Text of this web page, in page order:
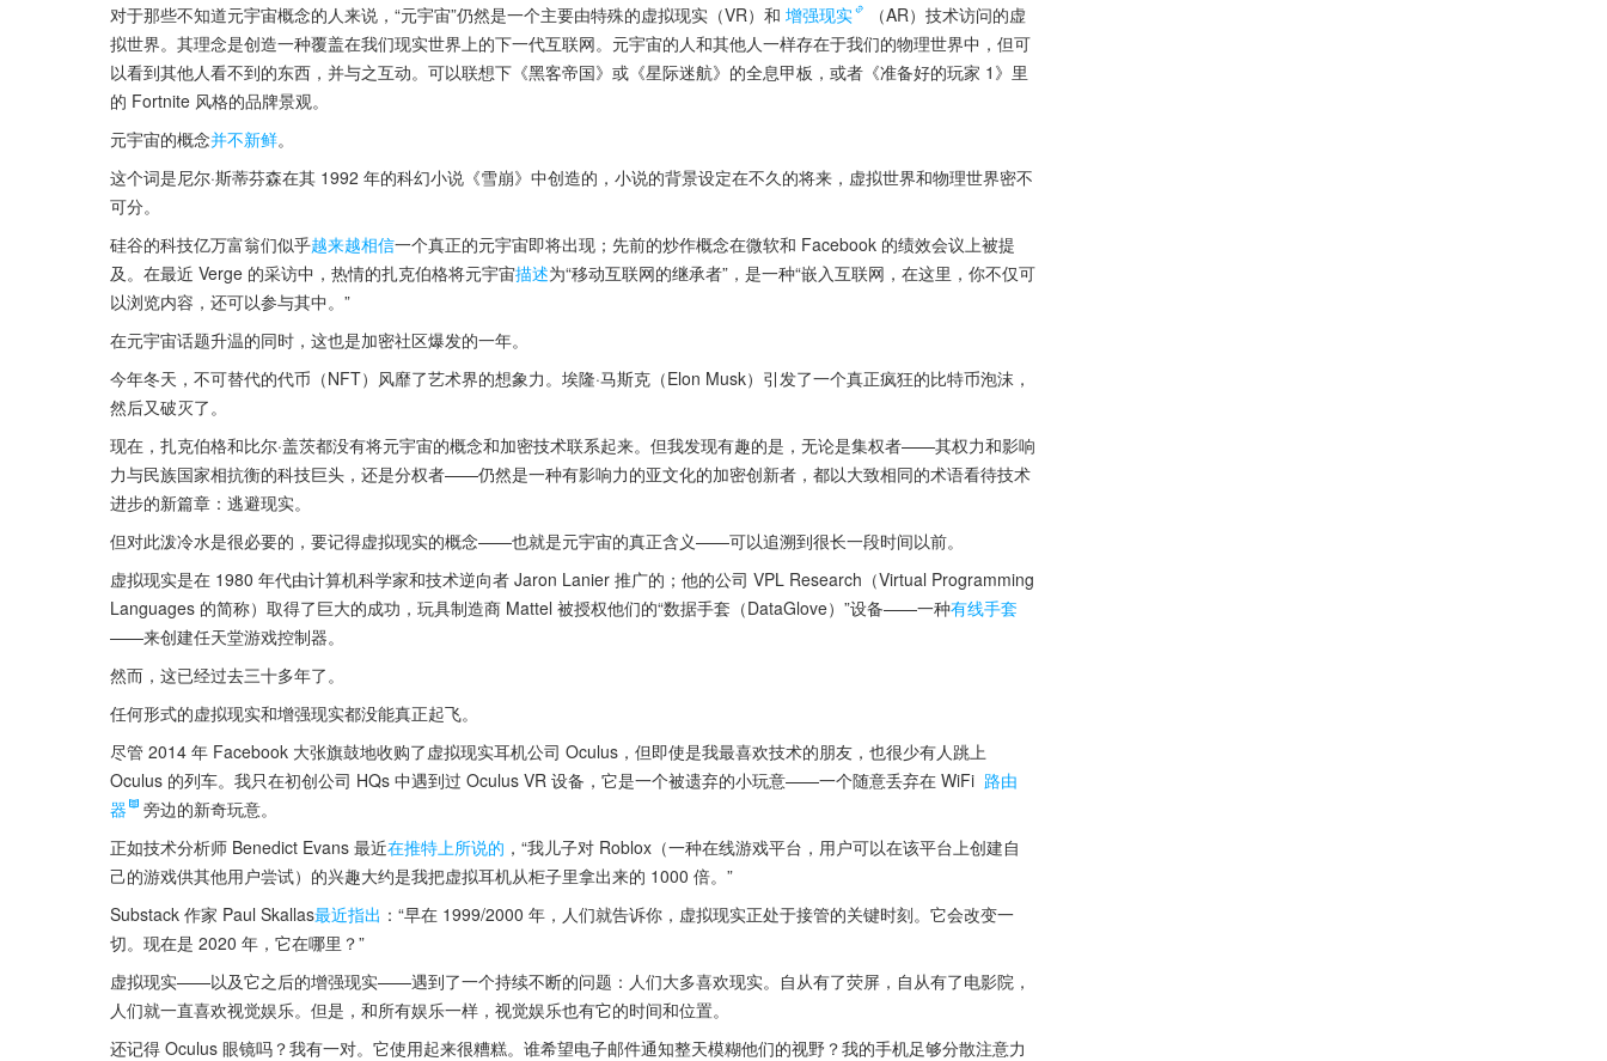
对于那些不知道元宇宙概念的人来说，“元宇宙”仍然是一个主要由特殊的虚拟现实（VR）和 增强现实
（AR）技术访问的虚
拟世界。其理念是创造一种覆盖在我们现实世界上的下一代互联网。元宇宙的人和其他人一样存在于我们的物理世界中，但可
以看到其他人看不到的东西，并与之互动。可以联想下《黑客帝国》或《星际迷航》的全息甲板，或者《准备好的玩家 1》里
的 Fortnite 风格的品牌景观。
元宇宙的概念并不新鲜。
这个词是尼尔·斯蒂芬森在其 1992 年的科幻小说《雪崩》中创造的，小说的背景设定在不久的将来，虚拟世界和物理世界密不
可分。
硅谷的科技亿万富翁们似乎越来越相信一个真正的元宇宙即将出现；先前的炒作概念在微软和 Facebook 的绩效会议上被提
及。在最近 Verge 的采访中，热情的扎克伯格将元宇宙描述为“移动互联网的继承者”，是一种“嵌入互联网，在这里，你不仅可
以浏览内容，还可以参与其中。”
在元宇宙话题升温的同时，这也是加密社区爆发的一年。
今年冬天，不可替代的代币（NFT）风靡了艺术界的想象力。埃隆·马斯克（Elon Musk）引发了一个真正疯狂的比特币泡沫，
然后又破灭了。
现在，扎克伯格和比尔·盖茨都没有将元宇宙的概念和加密技术联系起来。但我发现有趣的是，无论是集权者——其权力和影响
力与民族国家相抗衡的科技巨头，还是分权者——仍然是一种有影响力的亚文化的加密创新者，都以大致相同的术语看待技术
进步的新篇章：逃避现实。
但对此泼冷水是很必要的，要记得虚拟现实的概念——也就是元宇宙的真正含义——可以追溯到很长一段时间以前。
虚拟现实是在 1980 年代由计算机科学家和技术逆向者 Jaron Lanier 推广的；他的公司 VPL Research（Virtual Programming
Languages 的简称）取得了巨大的成功，玩具制造商 Mattel 被授权他们的“数据手套（DataGlove）”设备——一种有线手套
——来创建任天堂游戏控制器。
然而，这已经过去三十多年了。
任何形式的虚拟现实和增强现实都没能真正起飞。
尽管 2014 年 Facebook 大张旗鼓地收购了虚拟现实耳机公司 Oculus，但即使是我最喜欢技术的朋友，也很少有人跳上
Oculus 的列车。我只在初创公司 HQs 中遇到过 Oculus VR 设备，它是一个被遗弃的小玩意——一个随意丢弃在 WiFi 路由
器
旁边的新奇玩意。
正如技术分析师 Benedict Evans 最近在推特上所说的 ，“我儿子对 Roblox（一种在线游戏平台，用户可以在该平台上创建自
己的游戏供其他用户尝试）的兴趣大约是我把虚拟耳机从柜子里拿出来的 1000 倍。”
Substack 作家 Paul Skallas最近指出 ：“早在 1999/2000 年，人们就告诉你，虚拟现实正处于接管的关键时刻。它会改变一
切。现在是 2020 年，它在哪里？”
虚拟现实——以及它之后的增强现实——遇到了一个持续不断的问题：人们大多喜欢现实。自从有了荧屏，自从有了电影院，
人们就一直喜欢视觉娱乐。但是，和所有娱乐一样，视觉娱乐也有它的时间和位置。
还记得 Oculus 眼镜吗？我有一对。它使用起来很糟糕。谁希望电子邮件通知整天模糊他们的视野？我的手机足够分散注意力